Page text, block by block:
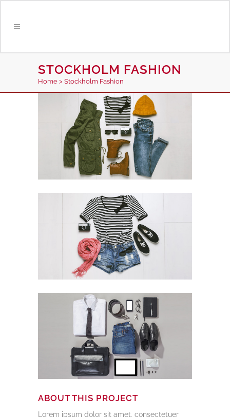
STOCKHOLM FASHION
Home > Stockholm Fashion
ABOUT THIS PROJECT
Lorem ipsum dolor sit amet, consectetuer